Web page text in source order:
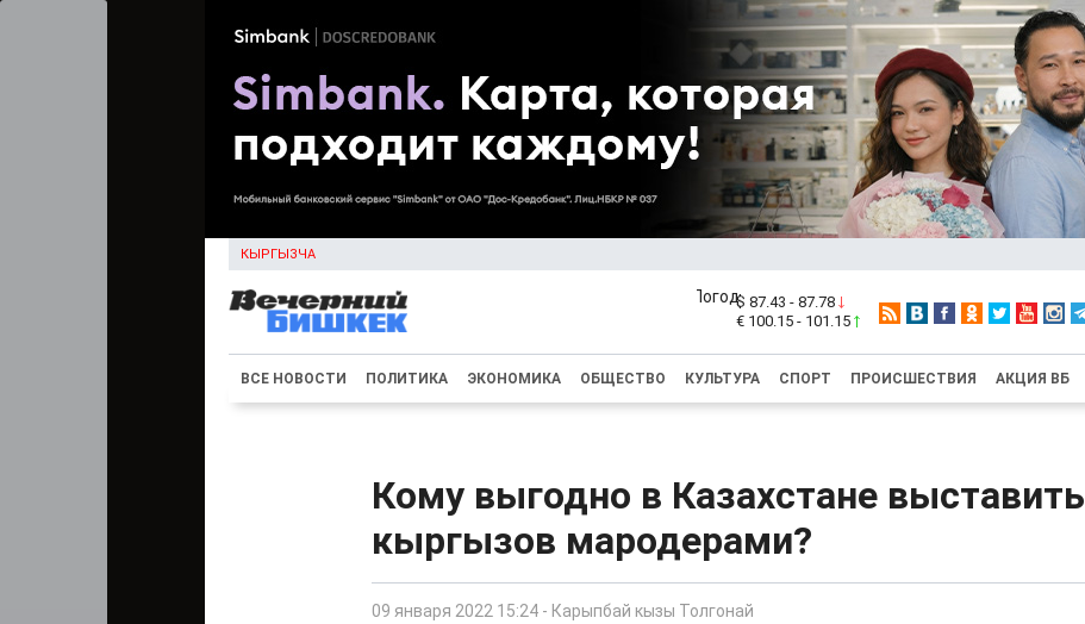
КЫРГЫЗЧА
$ 87.43 - 87.78
€ 100.15 - 101.15
ВСЕ НОВОСТИ ПОЛИТИКА ЭКОНОМИКА ОБЩЕСТВО КУЛЬТУРА СПОРТ ПРОИСШЕСТВИЯ АКЦИЯ ВБ
Кому выгодно в Казахстане выставить
кыргызов мародерами?
09 января 2022 15:24 - Карыпбай кызы Толгонай